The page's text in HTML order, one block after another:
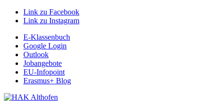
Link zu Facebook
Link zu Instagram
E-Klassenbuch
Google Login
Outlook
Jobangebote
EU-Infopoint
Erasmus+ Blog